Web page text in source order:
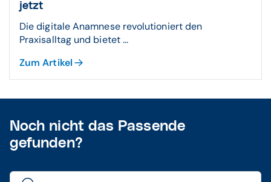
jetzt
Die digitale Anamnese revolutioniert den
Praxisalltag und bietet ...
Zum Artikel
Noch nicht das Passende
gefunden?